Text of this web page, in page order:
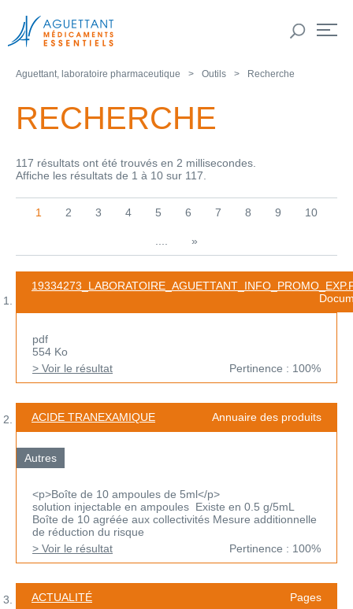
Aguettant, laboratoire pharmaceutique Outils Recherche
RECHERCHE
117 résultats ont été trouvés en 2 millisecondes.
Affiche les résultats de 1 à 10 sur 117.
1 2 3 4 5 6 7 8 9 10
.... »
pdf
554 Ko
> Voir le résultat
Pertinence : 100%
ACIDE TRANEXAMIQUE Annuaire des produits
Autres
<p>Boîte de 10 ampoules de 5ml</p>
solution injectable en ampoules Existe en 0.5 g/5mL
Boîte de 10 agréée aux collectivités Mesure additionnelle
de réduction du risque
> Voir le résultat
Pertinence : 100%
ACTUALITÉ Pages